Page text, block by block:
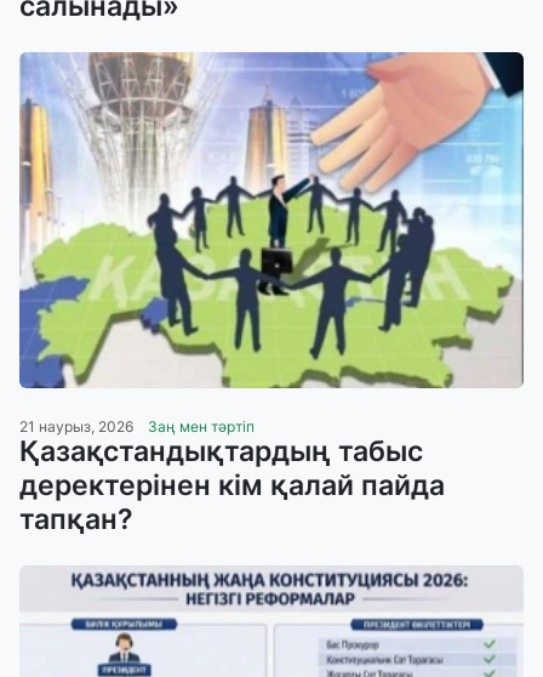
21 наурыз, 2026 Заң мен тәртіп
Қазақстандықтардың табыс
деректерінен кім қалай пайда
тапқан?